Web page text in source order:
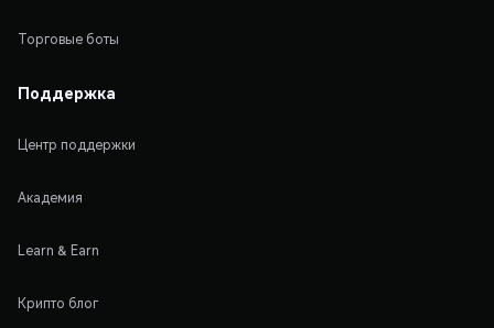
Торговые боты
Поддержка
Центр поддержки
Академия
Learn & Earn
Крипто блог